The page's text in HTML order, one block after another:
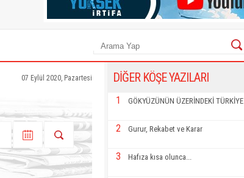
07 Eylül 2020, Pazartesi DİĞER KÖŞE YAZILARI
1 GÖKYÜZÜNÜN ÜZERİNDEKİ TÜRKİYE
2 Gurur, Rekabet ve Karar
3 Hafıza kısa olunca...